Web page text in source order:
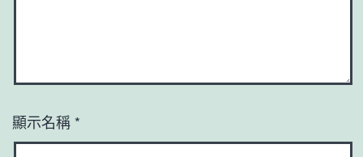
顯示名稱 *